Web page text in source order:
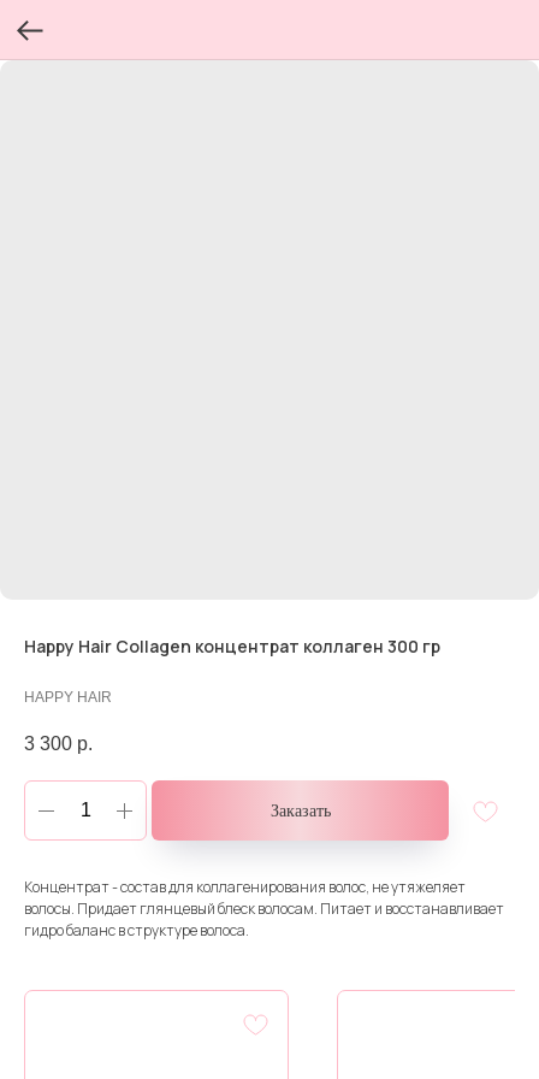
Happy Hair Collagen концентрат коллаген 300 гр
HAPPY HAIR
3 300 р.
Заказать
Концентрат - состав для коллагенирования волос, не утяжеляет
волосы. Придает глянцевый блеск волосам. Питает и восстанавливает
гидро баланс в структуре волоса.